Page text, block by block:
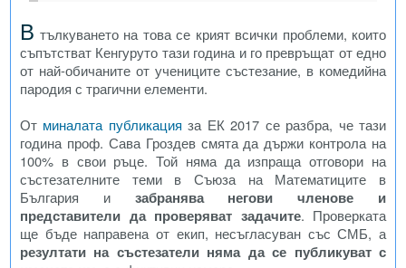
В тълкуването на това се крият всички проблеми, които
съпътстват Кенгуруто тази година и го превръщат от едно
от най-обичаните от учениците състезание, в комедийна
пародия с трагични елементи.
От миналата публикация за ЕК 2017 се разбра, че тази
година проф. Сава Гроздев смята да държи контрола на
100% в свои ръце. Той няма да изпраща отговори на
състезателните теми в Съюза на Математиците в
България и забранява негови членове и
представители да проверяват задачите. Проверката
ще бъде направена от екип, несъгласуван със СМБ, а
резултати на състезатели няма да се публикуват с